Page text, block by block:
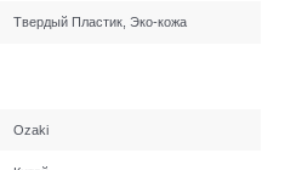
Твердый Пластик, Эко-кожа
Ozaki